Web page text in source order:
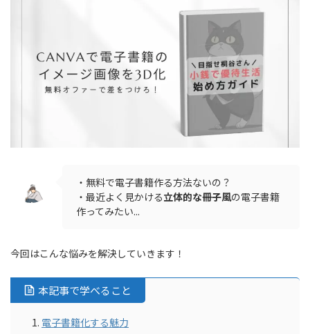
・無料で電子書籍作る方法ないの？
・最近よく見かける立体的な冊子風の電子書籍
作ってみたい...
今回はこんな悩みを解決していきます！
本記事で学べること
電子書籍化する魅力